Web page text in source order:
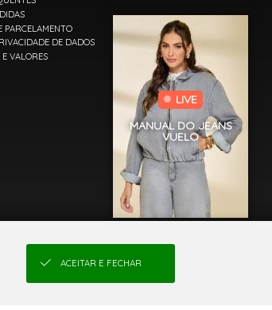
PARCELAMENTO
DE DADOS
E VALORES
LIVE
MANUAL DO JEANS
VUELO
ACEITAR E FECHAR